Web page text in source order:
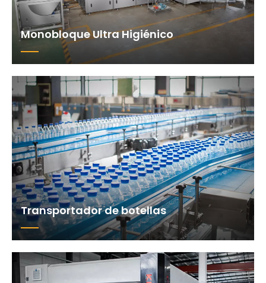
Monobloque Ultra Higiénico
Transportador de botellas